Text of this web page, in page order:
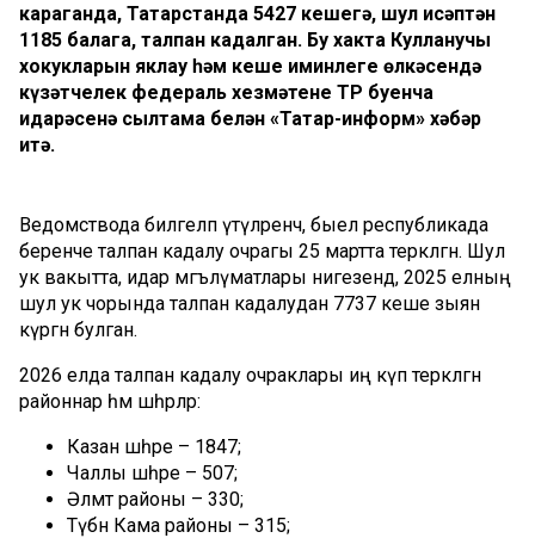
караганда, Татарстанда 5427 кешегә, шул исәптән
1185 балага, талпан кадалган. Бу хакта Кулланучы
хокукларын яклау һәм кеше иминлеге өлкәсендә
күзәтчелек федераль хезмәтенең ТР буенча
идарәсенә сылтама белән «Татар-информ» хәбәр
итә.
Ведомствода билгеләп үтүләренчә, быел республикада
беренче талпан кадалу очрагы 25 мартта теркәлгән. Шул
ук вакытта, идарә мәгълүматлары нигезендә, 2025 елның
шул ук чорында талпан кадалудан 7737 кеше зыян
күргән булган.
2026 елда талпан кадалу очраклары иң күп теркәлгән
районнар һәм шәһәрләр:
Казан шәһәре – 1847;
Чаллы шәһәре – 507;
Әлмәт районы – 330;
Түбән Кама районы – 315;